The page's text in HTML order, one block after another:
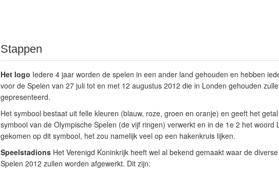
Stappen
Het logo Iedere 4 jaar worden de spelen in een ander land gehouden en hebben
voor de Spelen van 27 juli tot en met 12 augustus 2012 die in Londen gehouden
gepresenteerd.
Het symbool bestaat uit felle kleuren (blauw, roze, groen en oranje) en geeft het
symbool van de Olympische Spelen (de vijf ringen) verwerkt en in de 1e 2 het woord
gekomen op dit symbool, het zou namelijk veel op een hakenkruis lijken.
SpeelstadionsHet Verenigd Koninkrijk heeft wel al bekend gemaakt waar de
Spelen 2012 zullen worden afgewerkt. Dit zijn: